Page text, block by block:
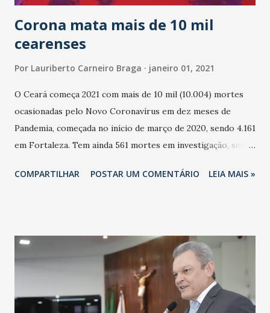
debate democ...
Corona mata mais de 10 mil
cearenses
Por Lauriberto Carneiro Braga janeiro 01, 2021
O Ceará começa 2021 com mais de 10 mil (10.004) mortes
ocasionadas pelo Novo Coronavírus em dez meses de
Pandemia, começada no início de março de 2020, sendo 4.161
em Fortaleza. Tem ainda 561 mortes em investigação, sendo
Saúde do Ceará das quatro da tarde desta sexta-feira (1)
investigação - 35.814. Total de óbitos acumulados desde o
início da Pandemia - 10.004. Casos de mortes suspeitas -
561. Governador do Ceará, Camilo Santana - O Estado do
Ceará chegou hoje a 10.004 vidas perdidas durante a
COMPARTILHAR POSTAR UM COMENTÁRIO LEIA MAIS »